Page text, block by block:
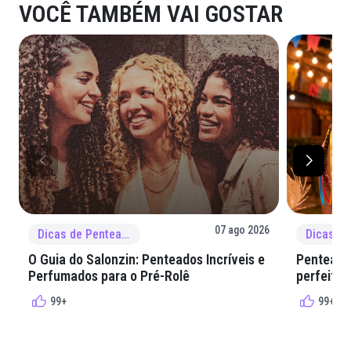
VOCÊ TAMBÉM VAI GOSTAR
Dicas de Penteado 07 ago 2026
O Guia do Salonzin: Penteados Incríveis e
Perfumados para o Pré-Rolê
99+
perfeita
99+